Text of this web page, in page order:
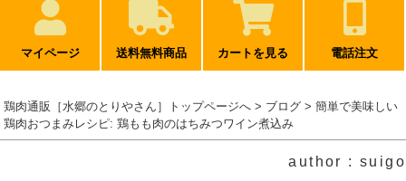
マイページ 送料無料商品 カートを見る 電話注文
鶏肉通販［水郷のとりやさん］トップページへ > ブログ > 簡単で美味しい
鶏肉おつまみレシピ: 鶏もも肉のはちみつワイン煮込み
author : suigo